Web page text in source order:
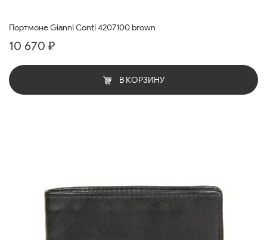
Портмоне Gianni Conti 4207100 brown
10 670 ₽
В КОРЗИНУ